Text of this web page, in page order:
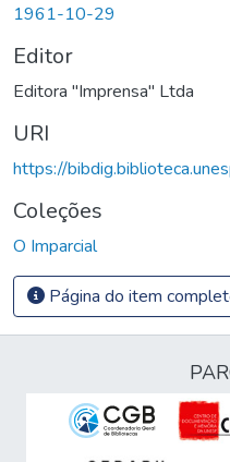
1961-10-29
Editor
Editora "Imprensa" Ltda
URI
https://
Coleções
O Imparcial
Página do item